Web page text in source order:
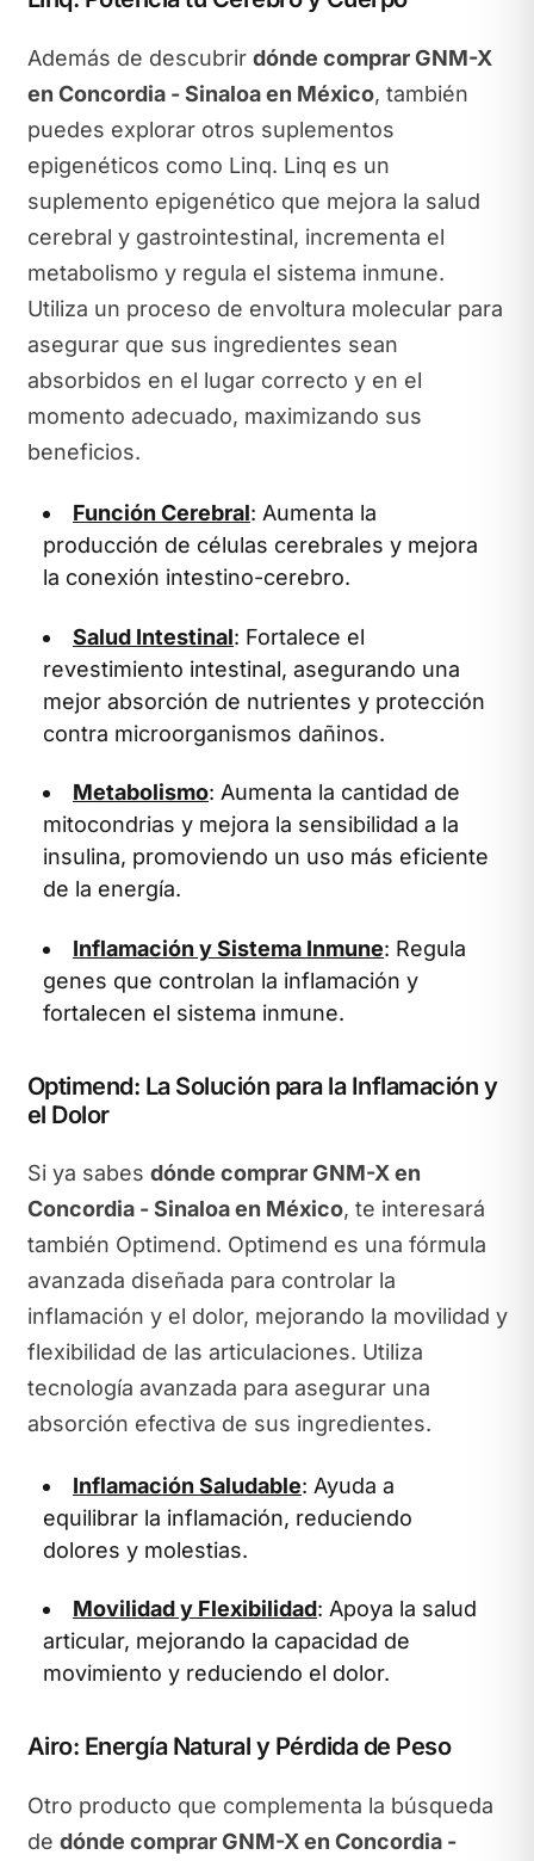
Además de descubrir dónde comprar GNM-X
en Concordia - Sinaloa en México, también
puedes explorar otros suplementos
epigenéticos como Linq. Linq es un
suplemento epigenético que mejora la salud
cerebral y gastrointestinal, incrementa el
metabolismo y regula el sistema inmune.
Utiliza un proceso de envoltura molecular para
asegurar que sus ingredientes sean
absorbidos en el lugar correcto y en el
momento adecuado, maximizando sus
beneficios.
Función Cerebral: Aumenta la
producción de células cerebrales y mejora
la conexión intestino-cerebro.
Salud Intestinal: Fortalece el
revestimiento intestinal, asegurando una
mejor absorción de nutrientes y protección
contra microorganismos dañinos.
Metabolismo: Aumenta la cantidad de
mitocondrias y mejora la sensibilidad a la
insulina, promoviendo un uso más eficiente
de la energía.
Inflamación y Sistema Inmune: Regula
genes que controlan la inflamación y
fortalecen el sistema inmune.
Optimend: La Solución para la Inflamación y
el Dolor
Si ya sabes dónde comprar GNM-X en
Concordia - Sinaloa en México, te interesará
también Optimend. Optimend es una fórmula
avanzada diseñada para controlar la
inflamación y el dolor, mejorando la movilidad y
flexibilidad de las articulaciones. Utiliza
tecnología avanzada para asegurar una
absorción efectiva de sus ingredientes.
Inflamación Saludable: Ayuda a
equilibrar la inflamación, reduciendo
dolores y molestias.
Movilidad y Flexibilidad: Apoya la salud
articular, mejorando la capacidad de
movimiento y reduciendo el dolor.
Airo: Energía Natural y Pérdida de Peso
Otro producto que complementa la búsqueda
de dónde comprar GNM-X en Concordia -